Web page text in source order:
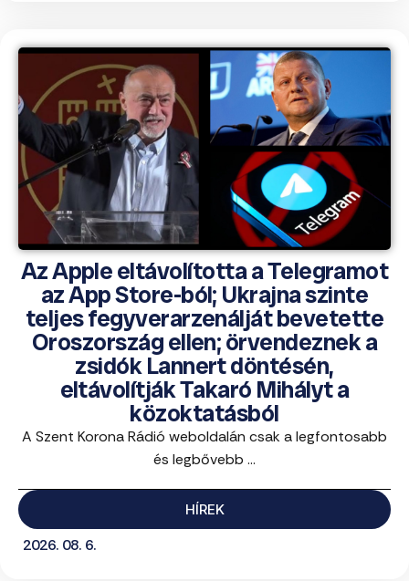
Az Apple eltávolította a Telegramot
az App Store-ból; Ukrajna szinte
teljes fegyverarzenálját bevetette
Oroszország ellen; örvendeznek a
zsidók Lannert döntésén,
eltávolítják Takaró Mihályt a
közoktatásból
A Szent Korona Rádió weboldalán csak a legfontosabb
és legbővebb ...
HÍREK
2026. 08. 6.